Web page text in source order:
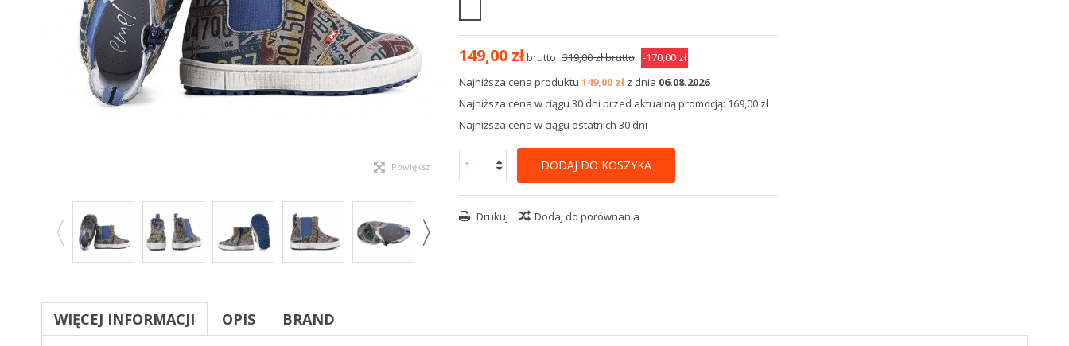
Powiększ
149,00 złbrutto 319,00 złbrutto -170,00 zł
Najniższa cena produktu 149,00 zł z dnia 06.08.2026
Najniższa cena w ciągu 30 dni przed aktualną promocją: 169,00 zł
Najniższa cena w ciągu ostatnich 30 dni
DODAJ DO KOSZYKA
Drukuj Dodaj do porównania
WIĘCEJ INFORMACJI OPIS BRAND